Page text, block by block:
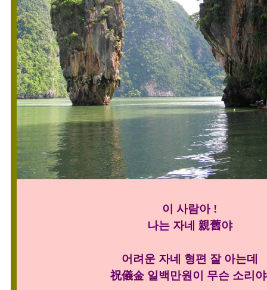
이 사람아 !
나는 자네 親舊야
어려운 자네 형편 잘 아는데
祝儀金 일백만원이 무슨 소리